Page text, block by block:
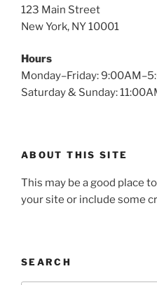
123 Main Street
New York, NY 10001
Hours
Monday–Friday:
Saturday & Sunday:
ABOUT THIS SITE
This may be a good place
your site or include some
SEARCH